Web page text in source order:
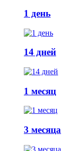
1 день
14 дней
1 месяц
3 месяца